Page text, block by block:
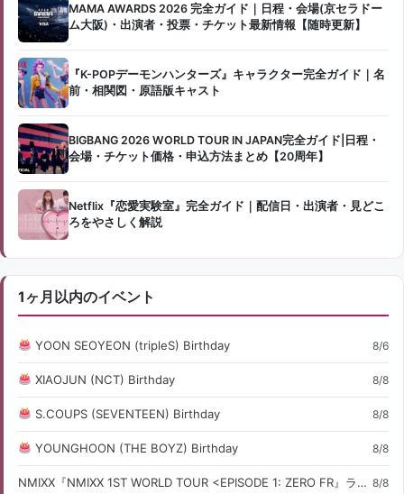
MAMA AWARDS 2026 完全ガイド｜日程・会場(京セラドー
ム大阪)・出演者・投票・チケット最新情報【随時更新】
『K-POPデーモンハンターズ』キャラクター完全ガイド｜名
前・相関図・原語版キャスト
BIGBANG 2026 WORLD TOUR IN JAPAN完全ガイド|日程・
会場・チケット価格・申込方法まとめ【20周年】
Netflix『恋愛実験室』完全ガイド｜配信日・出演者・見どこ
ろをやさしく解説
1ヶ月以内のイベント
YOON SEOYEON (tripleS) Birthday 8/6
XIAOJUN (NCT) Birthday 8/8
S.COUPS (SEVENTEEN) Birthday 8/8
YOUNGHOON (THE BOYZ) Birthday 8/8
NMIXX『NMIXX 1ST WORLD TOUR <EPISODE 1: ZERO FR』ライブ・コンサート情報 8/8